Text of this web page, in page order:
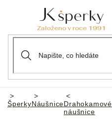
Domů
ŠperkyNáušniceDrahokamové
náušnice